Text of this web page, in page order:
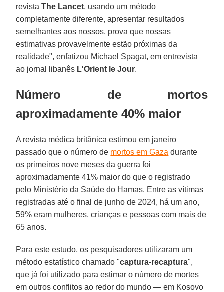
revistaThe Lancet, usando um método
completamente diferente, apresentar resultados
semelhantes aos nossos, prova que nossas
estimativas provavelmente estão próximas da
realidade", enfatizou Michael Spagat, em entrevista
ao jornal libanês L'Orient le Jour.
Número de mortos
aproximadamente 40% maior
A revista médica britânica estimou em janeiro
passado que o número de mortos em Gaza durante
os primeiros nove meses da guerra foi
aproximadamente 41% maior do que o registrado
pelo Ministério da Saúde do Hamas. Entre as vítimas
registradas até o final de junho de 2024, há um ano,
59% eram mulheres, crianças e pessoas com mais de
65 anos.
Para este estudo, os pesquisadores utilizaram um
método estatístico chamado "captura-recaptura",
que já foi utilizado para estimar o número de mortes
em outros conflitos ao redor do mundo — em Kosovo